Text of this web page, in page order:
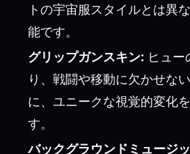
トの宇宙服スタイルとは異
能です。
グリップガンスキン: ヒュ
り、戦闘や移動に欠かせな
に、ユニークな視覚的変化
す。
バックグラウンドミュージ